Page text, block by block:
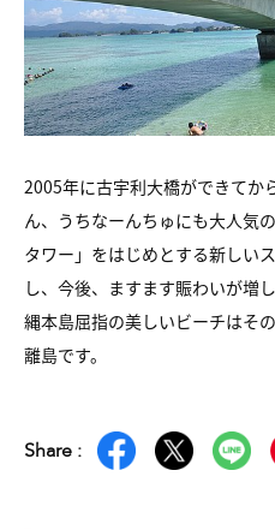
2005年に古宇利大橋ができてか
ん、 うちなーんちゅにも大人気
タワー」をはじめとする新しい
し、 今後、ますます賑わいが増し
縄本島屈指の美しいビーチはその
離島です。
Share :